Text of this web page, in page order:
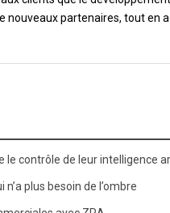
partenaires, tout en
le contrôle de leur intelligence
plus besoin de l’ombre